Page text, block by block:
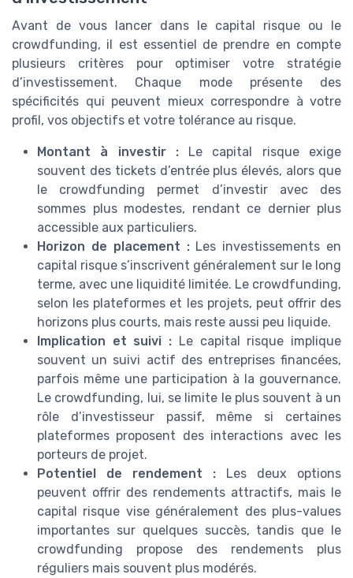
Avant de vous lancer dans le capital risque ou le
crowdfunding, il est essentiel de prendre en compte
plusieurs critères pour optimiser votre stratégie
d’investissement. Chaque mode présente des
spécificités qui peuvent mieux correspondre à votre
profil, vos objectifs et votre tolérance au risque.
Montant à investir :Le capital risque exige
souvent des tickets d’entrée plus élevés, alors que
le crowdfunding permet d’investir avec des
sommes plus modestes, rendant ce dernier plus
accessible aux particuliers.
Horizon de placement :Les investissements en
capital risque s’inscrivent généralement sur le long
terme, avec une liquidité limitée. Le crowdfunding,
selon les plateformes et les projets, peut offrir des
horizons plus courts, mais reste aussi peu liquide.
Implication et suivi : Le capital risque implique
souvent un suivi actif des entreprises financées,
parfois même une participation à la gouvernance.
Le crowdfunding, lui, se limite le plus souvent à un
rôle d’investisseur passif, même si certaines
plateformes proposent des interactions avec les
porteurs de projet.
Potentiel de rendement : Les deux options
peuvent offrir des rendements attractifs, mais le
capital risque vise généralement des plus-values
importantes sur quelques succès, tandis que le
crowdfunding propose des rendements plus
réguliers mais souvent plus modérés.